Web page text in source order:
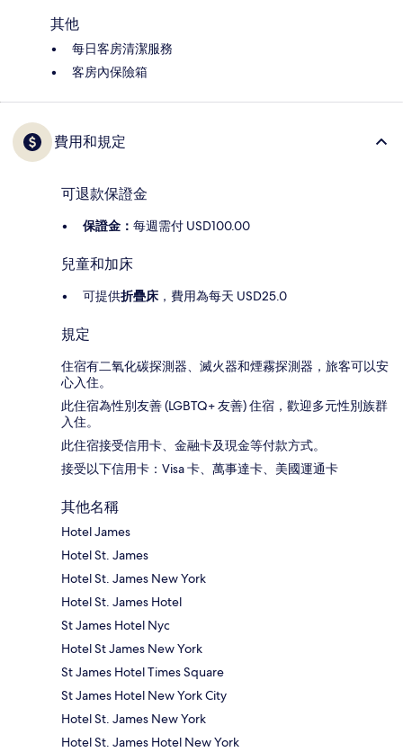
其他
每日客房清潔服務
客房內保險箱
費用和規定
可退款保證金
保證金： 每週需付 USD100.00
兒童和加床
可提供折疊床 ，費用為每天 USD25.0
規定
住宿有二氧化碳探測器、滅火器和煙霧探測器，旅客可以安
心入住。
此住宿為性別友善 (LGBTQ+ 友善) 住宿，歡迎多元性別族群
入住。
此住宿接受信用卡、金融卡及現金等付款方式。
接受以下信用卡：Visa 卡、萬事達卡、美國運通卡
其他名稱
Hotel James
Hotel St. James
Hotel St. James New York
Hotel St. James Hotel
St James Hotel Nyc
Hotel St James New York
St James Hotel Times Square
St James Hotel New York City
Hotel St. James New York
Hotel St. James Hotel New York